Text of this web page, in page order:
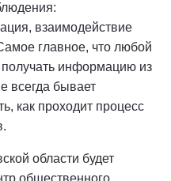
взаимодействие
главное, что любой
информацию из
всегда бывает
как проходит процесс
области будет
общественного